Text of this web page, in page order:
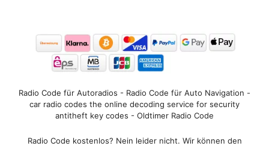
Radio Code für Autoradios - Radio Code für Auto Navigation -
car radio codes the online decoding service for security
antitheft key codes - Oldtimer Radio Code
Radio Code kostenlos? Nein leider nicht. Wir können den